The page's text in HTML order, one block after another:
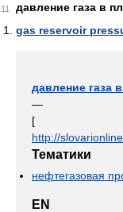
11
давление газа в
gas reservoir
давление газа
—
[
http://
Тематики
нефтегазовая
EN